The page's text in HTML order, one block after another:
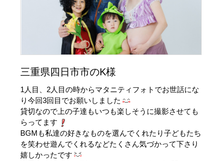
三重県四日市市のK様
1人目、2人目の時からマタニティフォトでお世話にな
り今回3回目でお願いしました
貸切なので上の子達もいつも楽しそうに撮影させても
らってます
BGMも私達の好きなものを選んでくれたり子どもたち
を笑わせ遊んでくれるなどたくさん気づかって下さり
嬉しかったです